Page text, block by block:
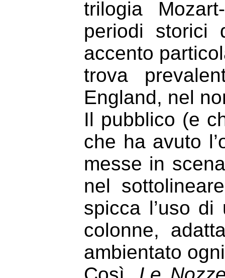
trilogia
periodi storici
accento
trova
England, nel
Il pubblico (e
che ha avuto
messe in
nel
spicca l’uso
colonne,
ambientato